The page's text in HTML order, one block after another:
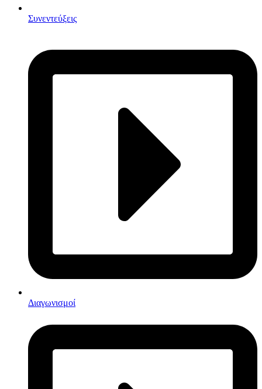
Συνεντεύξεις
Διαγωνισμοί